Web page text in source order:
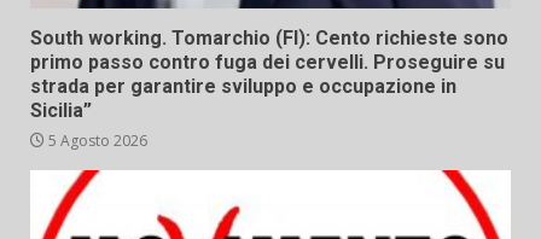
South working. Tomarchio (FI): Cento richieste sono
primo passo contro fuga dei cervelli. Proseguire su
strada per garantire sviluppo e occupazione in
Sicilia”
5 Agosto 2026